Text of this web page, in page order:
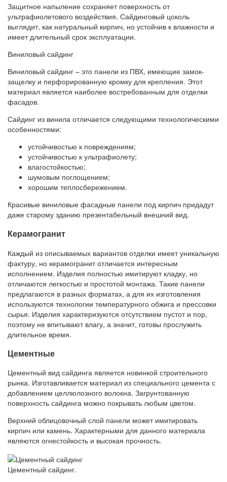
Защитное напыление сохраняет поверхность от
ультрафиолетового воздействия. Сайдинговый цоколь
выглядит, как натуральный кирпич, но устойчив к влажности и
имеет длительный срок эксплуатации.
Виниловый сайдинг
Виниловый сайдинг – это панели из ПВХ, имеющие замок-
защелку и перфорированную кромку для крепления. Этот
материал является наиболее востребованным для отделки
фасадов.
Сайдинг из винила отличается следующими технологическими
особенностями:
устойчивостью к повреждениям;
устойчивостью к ультрафиолету;
влагостойкостью;
шумовым поглощением;
хорошим теплосбережением.
Красивые виниловые фасадные панели под кирпич придадут
даже старому зданию презентабельный внешний вид.
Керамогранит
Каждый из описываемых вариантов отделки имеет уникальную
фактуру, но керамогранит отличается интересным
исполнением. Изделия полностью имитируют кладку, но
отличаются легкостью и простотой монтажа. Такие панели
предлагаются в разных форматах, а для их изготовления
используются технологии температурного обжига и прессовки
сырья. Изделия характеризуются отсутствием пустот и пор,
поэтому не впитывают влагу, а значит, готовы прослужить
длительное время.
Цементные
Цементный вид сайдинга является новинкой строительного
рынка. Изготавливается материал из специального цемента с
добавлением целлюлозного волокна. Загрунтованную
поверхность сайдинга можно покрывать любым цветом.
Верхний облицовочный слой панели может имитировать
кирпич или камень. Характерными для данного материала
являются огнестойкость и высокая прочность.
Цементный сайдинг.